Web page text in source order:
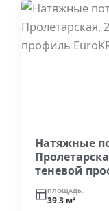
Натяжные
теневой
ПЛОЩАДЬ:
39.3 м²